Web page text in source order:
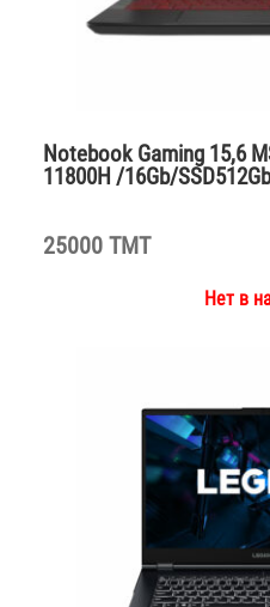
Notebook Gaming 15,6
11800H /16Gb/
25000 TMT
Нет в